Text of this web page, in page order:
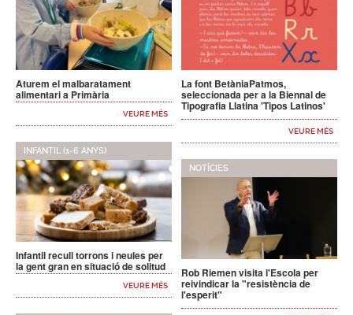
Aturem el malbaratament
alimentari a Primària
VEURE MÉS
INFANTIL (1-6 ANYS)
Infantil recull torrons i neules per
la gent gran en situació de solitud
VEURE MÉS
La font BetàniaPatmos,
seleccionada per a la Biennal de
Tipografia Llatina 'Tipos Latinos'
VEURE MÉS
NOTÍCIES
Rob Riemen visita l'Escola per
reivindicar la "resistència de
l'esperit"